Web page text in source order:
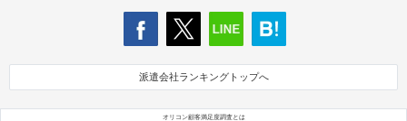
派遣会社ランキングトップへ
オリコン顧客満足度調査とは